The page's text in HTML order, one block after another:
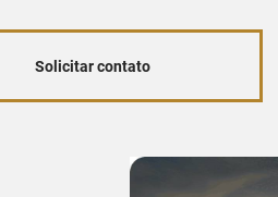
Solicitar contato